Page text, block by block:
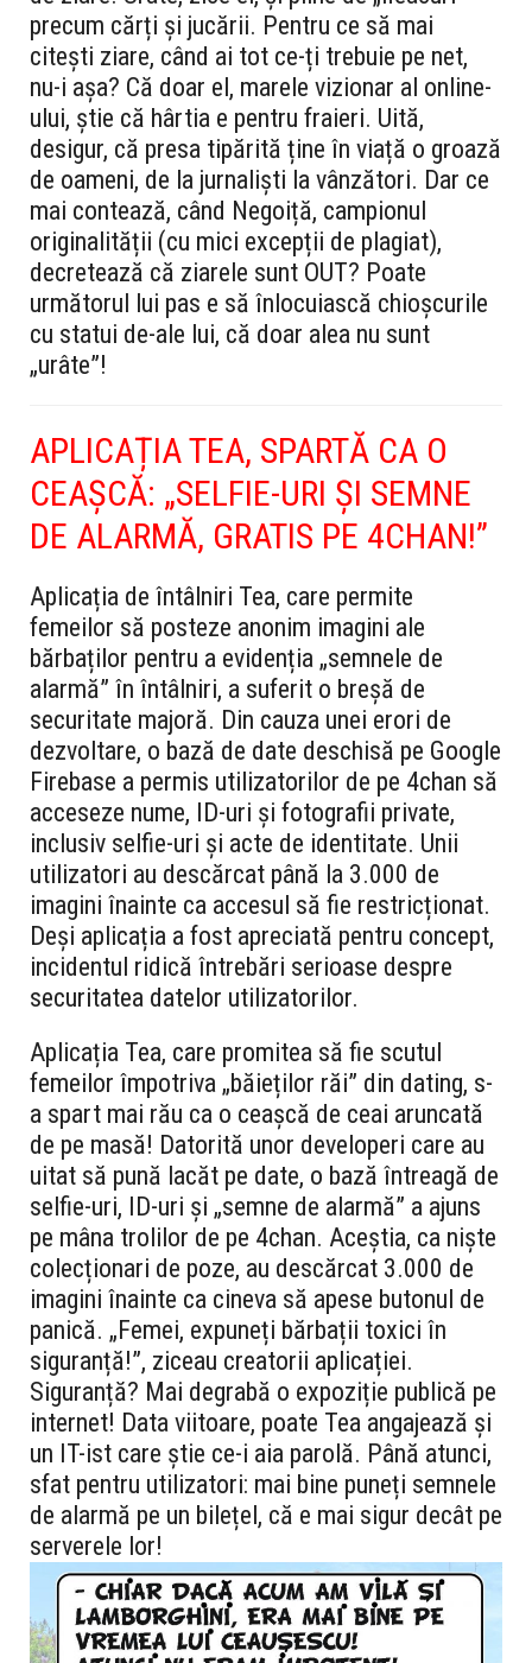
precum cărți și jucării. Pentru ce să mai
citești ziare, când ai tot ce-ți trebuie pe net,
nu-i așa? Că doar el, marele vizionar al online-
ului, știe că hârtia e pentru fraieri. Uită,
desigur, că presa tipărită ține în viață o groază
de oameni, de la jurnaliști la vânzători. Dar ce
mai contează, când Negoiță, campionul
originalității (cu mici excepții de plagiat),
decretează că ziarele sunt OUT? Poate
următorul lui pas e să înlocuiască chioșcurile
cu statui de-ale lui, că doar alea nu sunt
„urâte”!
APLICAȚIA TEA, SPARTĂ CA O
CEAȘCĂ: „SELFIE-URI ȘI SEMNE
DE ALARMĂ, GRATIS PE 4CHAN!”
Aplicația de întâlniri Tea, care permite
femeilor să posteze anonim imagini ale
bărbaților pentru a evidenția „semnele de
alarmă” în întâlniri, a suferit o breșă de
securitate majoră. Din cauza unei erori de
dezvoltare, o bază de date deschisă pe Google
Firebase a permis utilizatorilor de pe 4chan să
acceseze nume, ID-uri și fotografii private,
inclusiv selfie-uri și acte de identitate. Unii
utilizatori au descărcat până la 3.000 de
imagini înainte ca accesul să fie restricționat.
Deși aplicația a fost apreciată pentru concept,
incidentul ridică întrebări serioase despre
securitatea datelor utilizatorilor.
Aplicația Tea, care promitea să fie scutul
femeilor împotriva „băieților răi” din dating, s-
a spart mai rău ca o ceașcă de ceai aruncată
de pe masă! Datorită unor developeri care au
uitat să pună lacăt pe date, o bază întreagă de
selfie-uri, ID-uri și „semne de alarmă” a ajuns
pe mâna trolilor de pe 4chan. Aceștia, ca niște
colecționari de poze, au descărcat 3.000 de
imagini înainte ca cineva să apese butonul de
panică. „Femei, expuneți bărbații toxici în
siguranță!”, ziceau creatorii aplicației.
Siguranță? Mai degrabă o expoziție publică pe
internet! Data viitoare, poate Tea angajează și
un IT-ist care știe ce-i aia parolă. Până atunci,
sfat pentru utilizatori: mai bine puneți semnele
de alarmă pe un bilețel, că e mai sigur decât pe
serverele lor!